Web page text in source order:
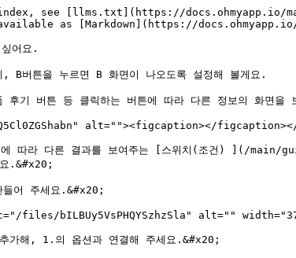
see [llms.txt](https://docs.ohmyapp.io/
as [Markdown](https://
어요.
B버튼을 누르면 B 화면이 나오도록 설정해 볼게요.
기 버튼 등 클릭하는 버튼에 따라 다른 정보의 화면을
alt=""><figcaption></
에 따라 다른 결과를 보여주는 [스위치(조건) ](/
.&#x20;
어 주세요.&#x20;
files/bILBUy5VsPHQYSzhzSla" alt=""
가해, 1.의 옵션과 연결해 주세요.&#x20;